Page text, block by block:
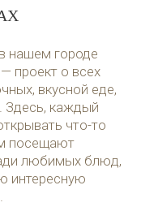
нашем городе
проект о всех
вкусной еде,
Здесь, каждый
что-то
посещают
любимых блюд,
интересную